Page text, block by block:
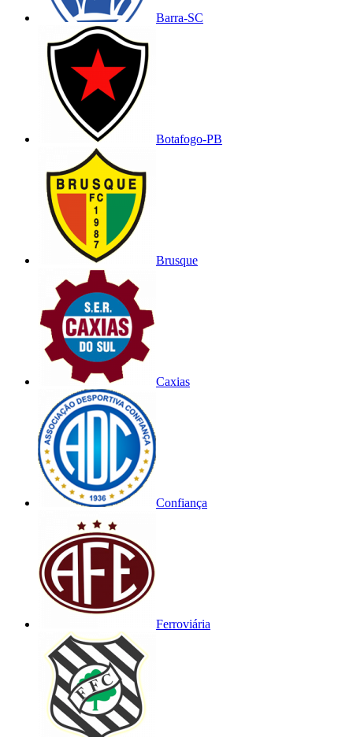
Barra-SC
Botafogo-PB
Brusque
Caxias
Confiança
Ferroviária